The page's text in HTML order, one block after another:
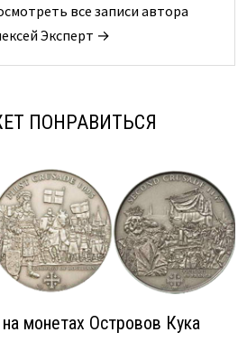
все записи автора
Эксперт →
ПОНРАВИТЬСЯ
монетах Островов Кука